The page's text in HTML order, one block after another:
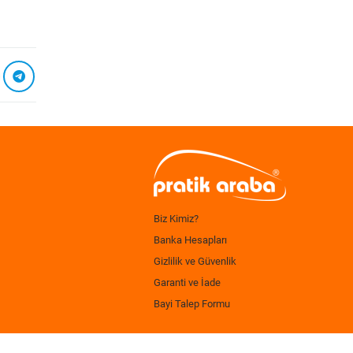
Biz Kimiz?
Banka Hesapları
Gizlilik ve Güvenlik
Garanti ve İade
Bayi Talep Formu